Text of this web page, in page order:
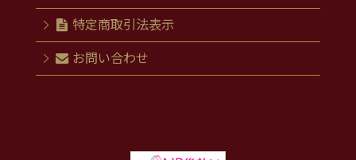
特定商取引法表示
お問い合わせ